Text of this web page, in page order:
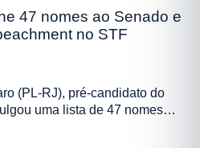
47 nomes ao Senado e
no STF
(PL-RJ), pré-candidato do
uma lista de 47 nomes…